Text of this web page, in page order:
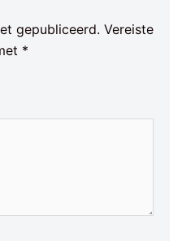
gepubliceerd. Vereiste
*